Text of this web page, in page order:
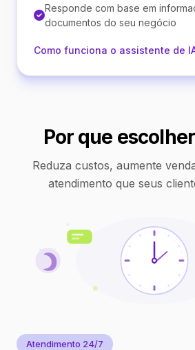
Responde com base em
documentos do seu negócio
Como funciona o assistente de
Por que
Reduza custos, aumente
atendimento que seus
Atendimento 24/7